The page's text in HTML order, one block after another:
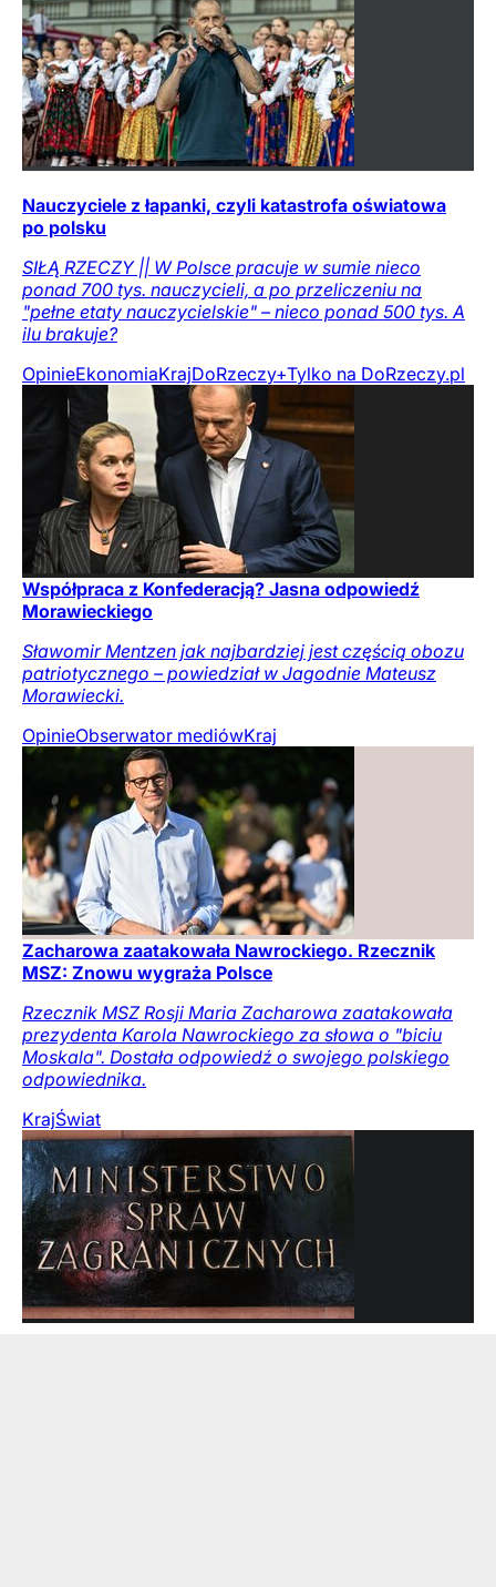
Nauczyciele z łapanki, czyli katastrofa oświatowa
po polsku
SIŁĄ RZECZY || W Polsce pracuje w sumie nieco
ponad 700 tys. nauczycieli, a po przeliczeniu na
"pełne etaty nauczycielskie" – nieco ponad 500 tys. A
ilu brakuje?
OpinieEkonomiaKrajDoRzeczy+Tylko na DoRzeczy.pl
Współpraca z Konfederacją? Jasna odpowiedź
Morawieckiego
Sławomir Mentzen jak najbardziej jest częścią obozu
patriotycznego – powiedział w Jagodnie Mateusz
Morawiecki.
OpinieObserwator mediówKraj
Zacharowa zaatakowała Nawrockiego. Rzecznik
MSZ: Znowu wygraża Polsce
Rzecznik MSZ Rosji Maria Zacharowa zaatakowała
prezydenta Karola Nawrockiego za słowa o "biciu
Moskala". Dostała odpowiedź o swojego polskiego
odpowiednika.
KrajŚwiat